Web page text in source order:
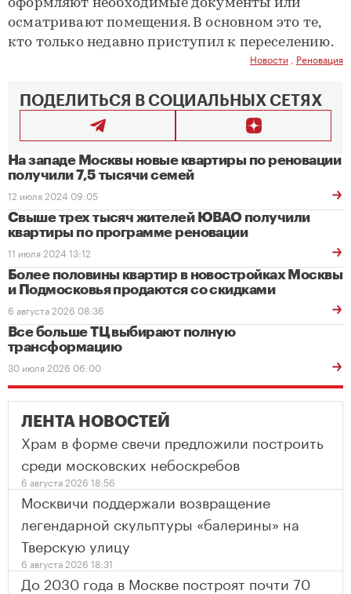
оформляют необходимые документы или
осматривают помещения. В основном это те,
кто только недавно приступил к переселению.
Новости Реновация
ПОДЕЛИТЬСЯ В СОЦИАЛЬНЫХ СЕТЯХ
На западе Москвы новые квартиры по реновации
получили 7,5 тысячи семей
12 июля 2024 09:05
Свыше трех тысяч жителей ЮВАО получили
квартиры по программе реновации
11 июля 2024 13:12
Более половины квартир в новостройках Москвы
и Подмосковья продаются со скидками
6 августа 2026 08:36
Все больше ТЦ выбирают полную
трансформацию
30 июля 2026 06:00
ЛЕНТА НОВОСТЕЙ
Храм в форме свечи предложили построить
среди московских небоскребов
6 августа 2026 18:56
Москвичи поддержали возвращение
легендарной скульптуры «балерины» на
Тверскую улицу
6 августа 2026 18:31
До 2030 года в Москве построят почти 70